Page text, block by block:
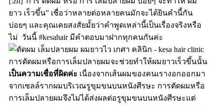
ยาว เร็วขึ้น” เชื่อว่าหลายต่อหลายคนมักจะได้ยินคำนี้กัน
บ่อยๆ และคุณเคยสงสัยมั้ยว่าคำพูดเหล่านี้เป็นเรื่องจริงหรือ
ไม่ วันนี้ #kesahair มีคำตอบมาฝากทุกคนกันค่ะ
การตัดผมหรือการเล็มปลายผมจะช่วยทำให้ผมยาวเร็วขึ้นนั้น
เป็นความเชื่อที่ผิดค่ะ เนื่องจากเส้นผมของคนเรางอกออกมา
จากเซลล์รากผมบริเวณรูขุมขนบนหนังศีรษะ การตัดผมหรือ
การเล็มปลายผมจึงไม่ได้ส่งผลต่อรูขุมขนบนหนังศีรษะแต่